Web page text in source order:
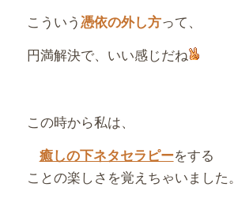
こういう 憑依の外し方って、
円満解決で、いい感じだね
この時から私は、
癒しの下ネタセラピーをする
ことの楽しさを覚えちゃいました。